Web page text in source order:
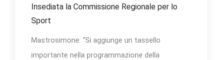
Insediata la Commissione Regionale per lo
Sport
Mastrosimone: “Si aggiunge un tassello
importante nella programmazione della